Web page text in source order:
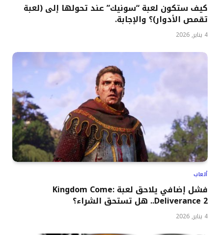
كيف ستكون لعبة “سونيك” عند تحولها إلى (لعبة
تقمص الأدوار)؟ والإجابة.
4 يناير, 2026
ألعاب
فشل إضافي يلاحق لعبة Kingdom Come:
Deliverance 2.. هل تستحق الشراء؟
4 يناير, 2026